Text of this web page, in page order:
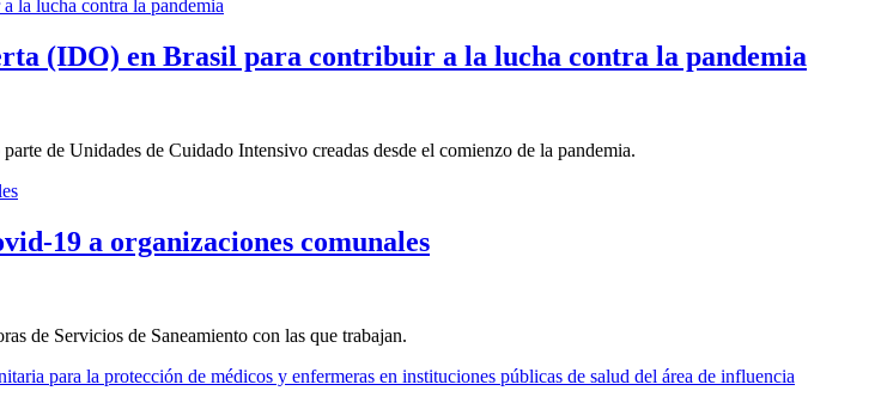
(IDO) en Brasil para contribuir a la lucha contra la pandemia
de Unidades de Cuidado Intensivo creadas desde el comienzo de la pandemia.
19 a organizaciones comunales
de Servicios de Saneamiento con las que trabajan.